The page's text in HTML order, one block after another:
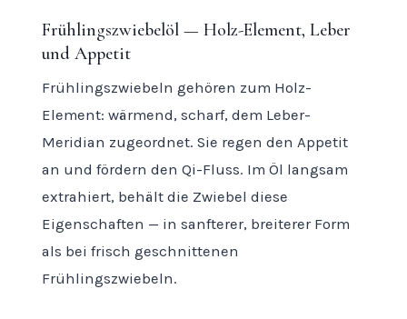
Frühlingszwiebelöl — Holz-Element, Leber
und Appetit
Frühlingszwiebeln gehören zum Holz-
Element: wärmend, scharf, dem Leber-
Meridian zugeordnet. Sie regen den Appetit
an und fördern den Qi-Fluss. Im Öl langsam
extrahiert, behält die Zwiebel diese
Eigenschaften — in sanfterer, breiterer Form
als bei frisch geschnittenen
Frühlingszwiebeln.